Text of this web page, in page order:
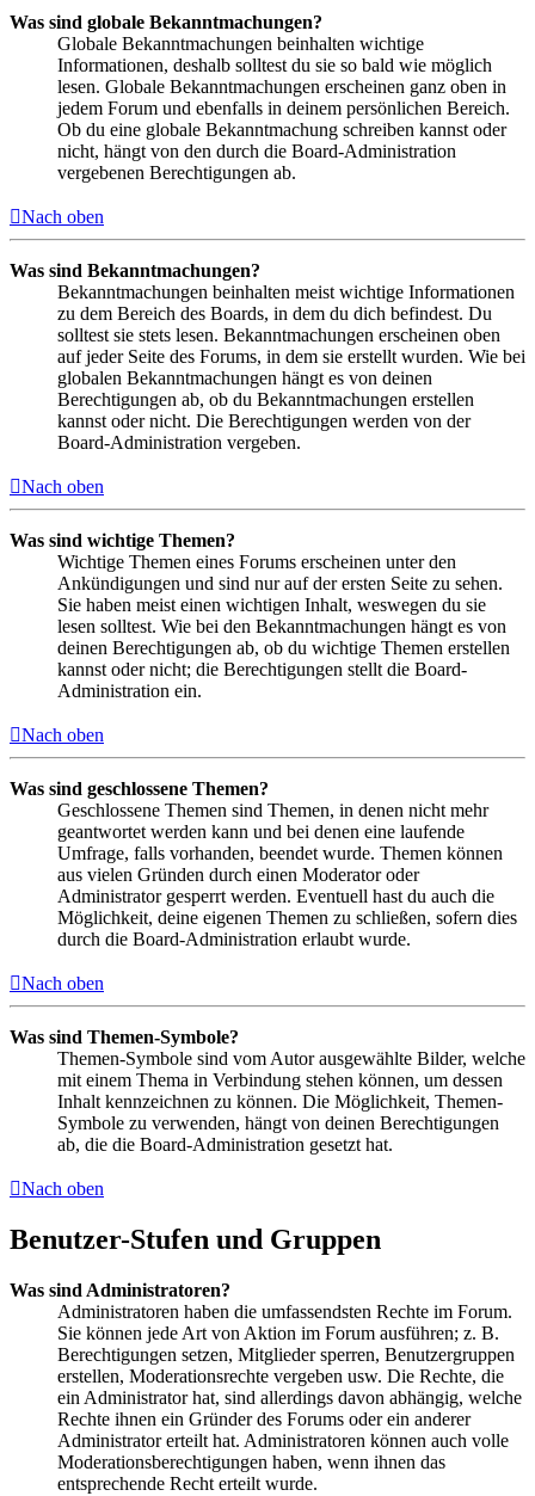
Was sind globale Bekanntmachungen?
Globale Bekanntmachungen beinhalten wichtige
Informationen, deshalb solltest du sie so bald wie möglich
lesen. Globale Bekanntmachungen erscheinen ganz oben in
jedem Forum und ebenfalls in deinem persönlichen Bereich.
Ob du eine globale Bekanntmachung schreiben kannst oder
nicht, hängt von den durch die Board-Administration
vergebenen Berechtigungen ab.
Nach oben
Was sind Bekanntmachungen?
Bekanntmachungen beinhalten meist wichtige Informationen
zu dem Bereich des Boards, in dem du dich befindest. Du
solltest sie stets lesen. Bekanntmachungen erscheinen oben
auf jeder Seite des Forums, in dem sie erstellt wurden. Wie bei
globalen Bekanntmachungen hängt es von deinen
Berechtigungen ab, ob du Bekanntmachungen erstellen
kannst oder nicht. Die Berechtigungen werden von der
Board-Administration vergeben.
Nach oben
Was sind wichtige Themen?
Wichtige Themen eines Forums erscheinen unter den
Ankündigungen und sind nur auf der ersten Seite zu sehen.
Sie haben meist einen wichtigen Inhalt, weswegen du sie
lesen solltest. Wie bei den Bekanntmachungen hängt es von
deinen Berechtigungen ab, ob du wichtige Themen erstellen
kannst oder nicht; die Berechtigungen stellt die Board-
Administration ein.
Nach oben
Was sind geschlossene Themen?
Geschlossene Themen sind Themen, in denen nicht mehr
geantwortet werden kann und bei denen eine laufende
Umfrage, falls vorhanden, beendet wurde. Themen können
aus vielen Gründen durch einen Moderator oder
Administrator gesperrt werden. Eventuell hast du auch die
Möglichkeit, deine eigenen Themen zu schließen, sofern dies
durch die Board-Administration erlaubt wurde.
Nach oben
Was sind Themen-Symbole?
Themen-Symbole sind vom Autor ausgewählte Bilder, welche
mit einem Thema in Verbindung stehen können, um dessen
Inhalt kennzeichnen zu können. Die Möglichkeit, Themen-
Symbole zu verwenden, hängt von deinen Berechtigungen
ab, die die Board-Administration gesetzt hat.
Nach oben
Benutzer-Stufen und Gruppen
Was sind Administratoren?
Administratoren haben die umfassendsten Rechte im Forum.
Sie können jede Art von Aktion im Forum ausführen; z. B.
Berechtigungen setzen, Mitglieder sperren, Benutzergruppen
erstellen, Moderationsrechte vergeben usw. Die Rechte, die
ein Administrator hat, sind allerdings davon abhängig, welche
Rechte ihnen ein Gründer des Forums oder ein anderer
Administrator erteilt hat. Administratoren können auch volle
Moderationsberechtigungen haben, wenn ihnen das
entsprechende Recht erteilt wurde.